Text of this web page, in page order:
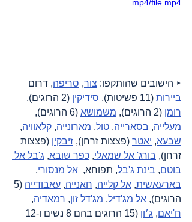
mp4/file.mp4
‣ הישובים שהותקפו: צור, סריפה, דרום
ביירות (11 פשיטות), סידיקין (2 הרוגים),
רומן (2 הרוגים), משמושא (6 הרוגים),
מעלייה, בסארייה, טול, מארונייה, קלאוויה,
שבעא, יאטר (פצצות זרחן), זיבקין (פצצות
זרחן), בורג' אל שמאלי, כפר שובא, ג'בל אל
בוטם, בינת ג'בל, תפוחא, אל מנסורי,
בארעאשית, אל קלייה, חאנייה, עאבודייה
הרוגים), אל מג'דיל, מג'דל זוּן, רמאדיה,
ח'יאם, ג׳ון